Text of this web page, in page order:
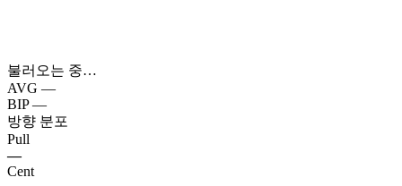
불러오는 중…
AVG —
BIP —
방향 분포
Pull
—
Cent